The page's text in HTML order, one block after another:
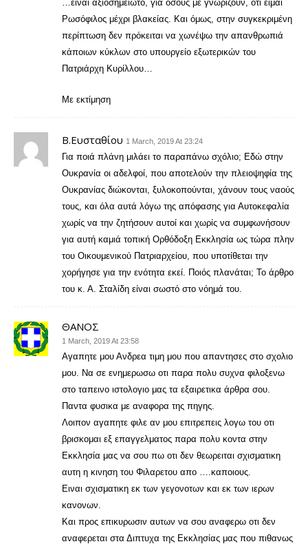
…είναι αξιοσημείωτο, για όσους με γνωρίζουν, ότι είμαι
Ρωσόφιλος μέχρι βλακείας. Και όμως, στην συγκεκριμένη
περίπτωση δεν πρόκειται να χωνέψω την απανθρωπιά
κάποιων κύκλων στο υπουργείο εξωτερικών του
Πατριάρχη Κυρίλλου…
Με εκτίμηση
Β.Ευσταθίου 1 March, 2019 At 23:24
Για ποιά πλάνη μιλάει το παραπάνω σχόλιο; Εδώ στην
Ουκρανία οι αδελφοί, που αποτελούν την πλειοψηφία της
Ουκρανίας διώκονται, ξυλοκοπούνται, χάνουν τους ναούς
τους, και όλα αυτά λόγω της απόφασης για Αυτοκεφαλία
χωρίς να την ζητήσουν αυτοί και χωρίς να συμφωνήσουν
για αυτή καμιά τοπική Ορθόδοξη Εκκλησία ως τώρα πλην
του Οικουμενικού Πατριαρχείου, που υποτίθεται την
χορήγησε για την ενότητα εκεί. Ποιός πλανάται; Το άρθρο
του κ. Α. Σταλίδη είναι σωστό στο νόημά του.
ΘΑΝΟΣ
1 March, 2019 At 23:58
Αγαπητε μου Ανδρεα τιμη μου που απαντησες στο σχολιο
μου. Να σε ενημερωσω οτι παρα πολυ συχνα φιλοξενω
στο ταπεινο ιστολογιο μας τα εξαιρετικα άρθρα σου.
Παντα φυσικα με αναφορα της πηγης.
Λοιπον αγαπητε φιλε αν μου επιτρεπεις λογω του οτι
βρισκομαι εξ επαγγελματος παρα πολυ κοντα στην
Εκκλησία μας να σου πω οτι δεν θεωρειται σχισματικη
αυτη η κινηση του Φιλαρετου απο ….καποιους.
Ειναι σχισματικη εκ των γεγονοτων και εκ των ιερων
κανονων.
Και προς επικυρωσιν αυτων να σου αναφερω οτι δεν
αναφερεται στα Διπτυχα της Εκκλησίας μας που πιθανως